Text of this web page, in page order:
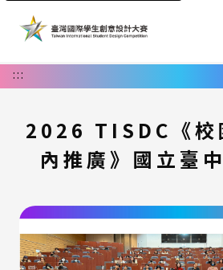
:::
2026 TISDC《校
內推廣》國立臺